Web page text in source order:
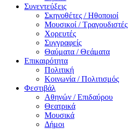
Συνεντεύξεις
Σκηνοθέτες / Ηθοποιοί
Μουσικοί / Τραγουδιστές
Χορευτές
Συγγραφείς
Θαύματα / Θεάματα
Επικαιρότητα
Πολιτική
Κοινωνία / Πολιτισμός
Φεστιβάλ
Αθηνών / Επιδαύρου
Θεατρικά
Μουσικά
Δήμοι